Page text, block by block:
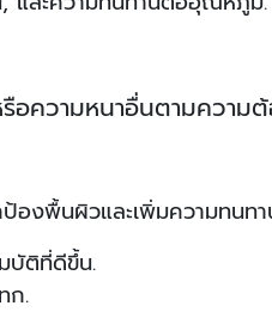
ความหนาอื่นตามความต้
องพื้นผิวและเพิ่มความทนทา
บัติที่ดีขึ้น.
ก.